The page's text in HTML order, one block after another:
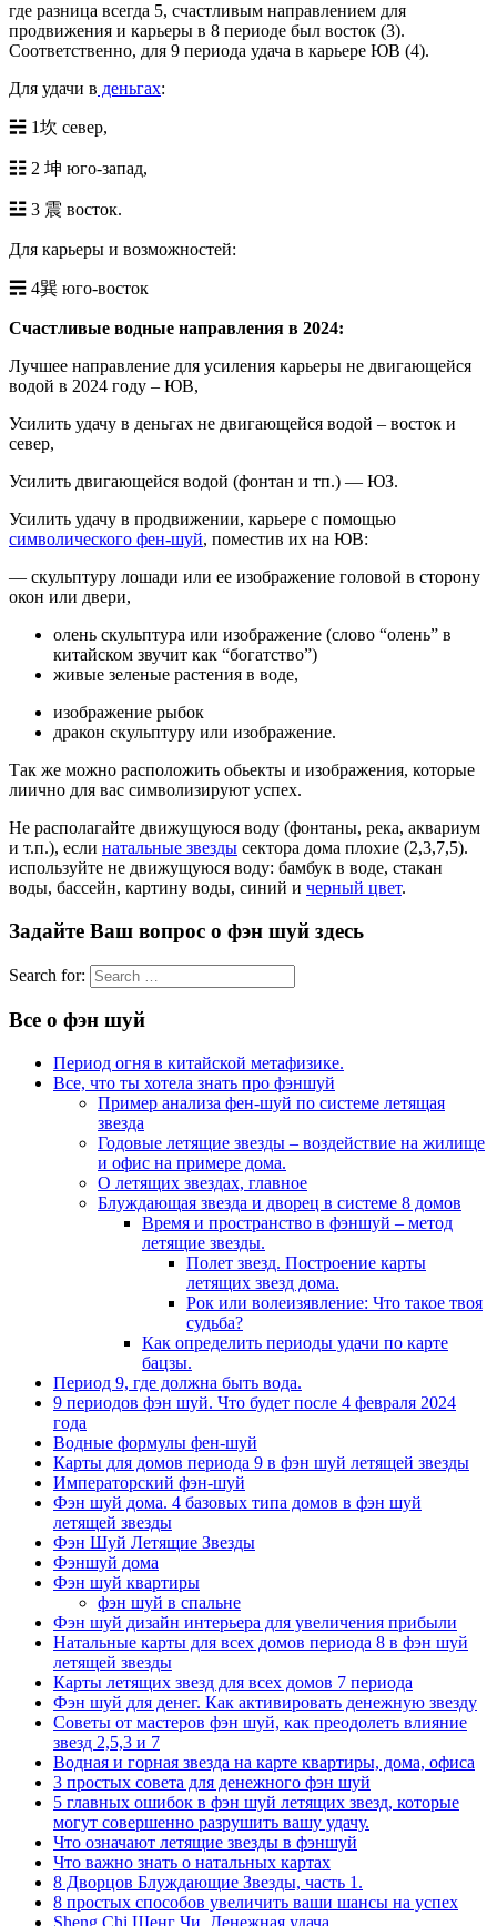
где разница всегда 5, счастливым направлением для
продвижения и карьеры в 8 периоде был восток (3).
Соответственно, для 9 периода удача в карьере ЮВ (4).
Для удачи в деньгах:
☵ 1坎 север,
☷ 2 坤 юго-запад,
☳ 3 震 восток.
Для карьеры и возможностей:
☴ 4巽 юго-восток
Счастливые водные направления в 2024:
Лучшее направление для усиления карьеры не двигающейся
водой в 2024 году – ЮВ,
Усилить удачу в деньгах не двигающейся водой – восток и
север,
Усилить двигающейся водой (фонтан и тп.) — ЮЗ.
Усилить удачу в продвижении, карьере с помощью
символического фен-шуй, поместив их на ЮВ:
— скульптуру лошади или ее изображение головой в сторону
окон или двери,
олень скульптура или изображение (слово “олень” в
китайском звучит как “богатство”)
живые зеленые растения в воде,
изображение рыбок
дракон скульптуру или изображение.
Так же можно расположить обьекты и изображения, которые
лиично для вас символизируют успех.
Не располагайте движущуюся воду (фонтаны, река, аквариум
и т.п.), если натальные звезды сектора дома плохие (2,3,7,5).
используйте не движущуюся воду: бамбук в воде, стакан
воды, бассейн, картину воды, синий и черный цвет.
Задайте Ваш вопрос о фэн шуй здесь
Search for:
Все о фэн шуй
Период огня в китайской метафизике.
Все, что ты хотела знать про фэншуй
Пример анализа фен-шуй по системе летящая
звезда
Годовые летящие звезды – воздействие на жилище
и офис на примере дома.
О летящих звездах, главное
Блуждающая звезда и дворец в системе 8 домов
Время и пространство в фэншуй – метод
летящие звезды.
Полет звезд. Построение карты
летящих звезд дома.
Рок или волеизявление: Что такое твоя
судьба?
Как определить периоды удачи по карте
бацзы.
Период 9, где должна быть вода.
9 периодов фэн шуй. Что будет после 4 февраля 2024
года
Водные формулы фен-шуй
Карты для домов периода 9 в фэн шуй летящей звезды
Императорский фэн-шуй
Фэн шуй дома. 4 базовых типа домов в фэн шуй
летящей звезды
Фэн Шуй Летящие Звезды
Фэншуй дома
Фэн шуй квартиры
фэн шуй в спальне
Фэн шуй дизайн интерьера для увеличения прибыли
Натальные карты для всех домов периода 8 в фэн шуй
летящей звезды
Карты летящих звезд для всех домов 7 периода
Фэн шуй для денег. Как активировать денежную звезду
Советы от мастеров фэн шуй, как преодолеть влияние
звезд 2,5,3 и 7
Водная и горная звезда на карте квартиры, дома, офиса
3 простых совета для денежного фэн шуй
5 главных ошибок в фэн шуй летящих звезд, которые
могут совершенно разрушить вашу удачу.
Что означают летящие звезды в фэншуй
Что важно знать о натальных картах
8 Дворцов Блуждающие Звезды, часть 1.
8 простых способов увеличить ваши шансы на успех